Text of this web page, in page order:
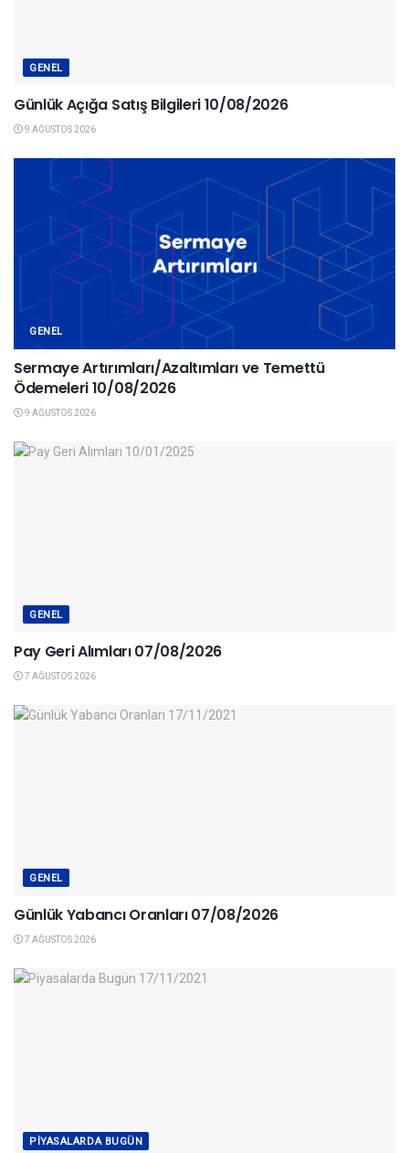
GENEL
Günlük Açığa Satış Bilgileri 10/08/2026
9 AĞUSTOS 2026
GENEL
Sermaye Artırımları/Azaltımları ve Temettü
Ödemeleri 10/08/2026
9 AĞUSTOS 2026
GENEL
Pay Geri Alımları 07/08/2026
7 AĞUSTOS 2026
GENEL
Günlük Yabancı Oranları 07/08/2026
7 AĞUSTOS 2026
PIYASALARDA BUGÜN